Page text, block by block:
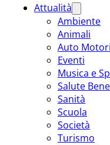
Attualità
Ambiente
Animali
Auto
Eventi
Musica e
Salute
Sanità
Scuola
Società
Turismo